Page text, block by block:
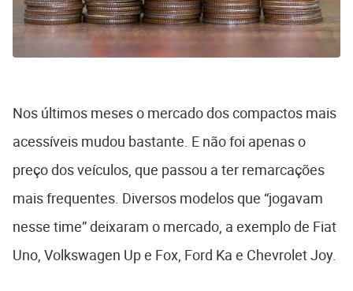
Nos últimos meses o mercado dos compactos mais
acessíveis mudou bastante. E não foi apenas o
preço dos veículos, que passou a ter remarcações
mais frequentes. Diversos modelos que “jogavam
nesse time” deixaram o mercado, a exemplo de Fiat
Uno, Volkswagen Up e Fox, Ford Ka e Chevrolet Joy.